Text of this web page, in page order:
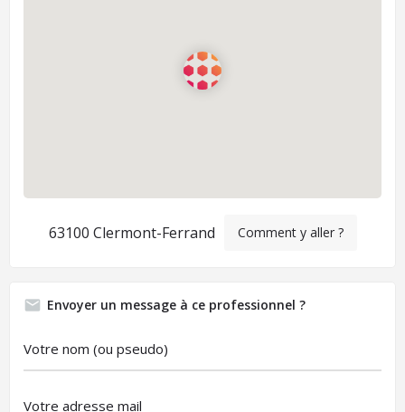
63100 Clermont-Ferrand Comment y aller ?
Envoyer un message à ce professionnel ?